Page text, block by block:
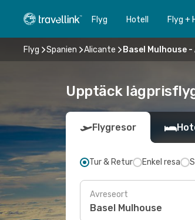
Flyg Hotell Flyg +
Flyg Spanien Alicante Basel Mulhouse
Upptäck
Flygresor
Tur & Retur Enkel resa
Avreseort